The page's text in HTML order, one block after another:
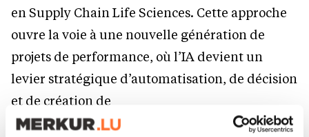
en Supply Chain Life Sciences. Cette approche
ouvre la voie à une nouvelle génération de
projets de performance, où l’IA devient un
levier stratégique d’automatisation, de décision
et de création de
valeur.